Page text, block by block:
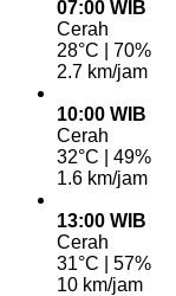
07:00 WIB
Cerah
28°C | 70%
2.7 km/jam
10:00 WIB
Cerah
32°C | 49%
1.6 km/jam
13:00 WIB
Cerah
31°C | 57%
10 km/jam